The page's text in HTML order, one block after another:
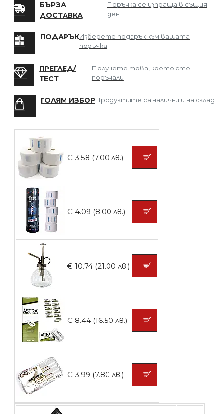
Четка за боядисване
броя
Контейнери за сваляне на гел лак 5
броя
БЪРЗА
ДОСТАВКА
Поръчка се изпраща в същия
ден
ПОДАРЪКИзберете подарък към вашата
поръчка
ПРЕГЛЕД/
ТЕСТ
Получете това, което сте
поръчали
ГОЛЯМ ИЗБОРПродуктите са налични и на склад
€ 3.58 (7.00 лв.)
€ 4.09 (8.00 лв.)
€ 10.74 (21.00 лв.)
€ 8.44 (16.50 лв.)
€ 3.99 (7.80 лв.)